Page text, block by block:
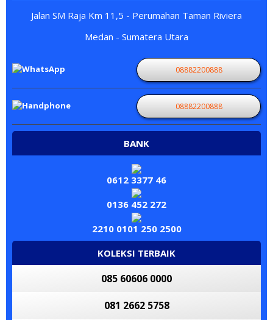
Jalan SM Raja Km 11,5 - Perumahan Taman Riviera
Medan - Sumatera Utara
08882200888
08882200888
BANK
0612 3377 46
0136 452 272
2210 0101 250 2500
KOLEKSI TERBAIK
085 60606 0000
081 2662 5758